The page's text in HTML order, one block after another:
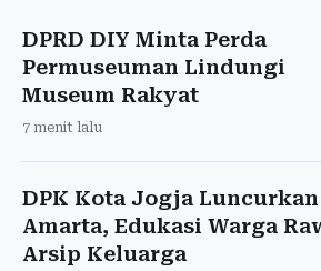
DPRD DIY Minta Perda
Permuseuman Lindungi
Museum Rakyat
7 menit lalu
DPK Kota Jogja Luncurkan
Amarta, Edukasi Warga
Arsip Keluarga